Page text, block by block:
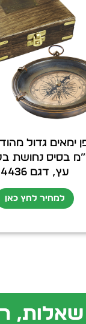
ימאים גדול
ס”מ בסיס נחושת
עץ, דגם 4436
למחיר לחץ כאן
שאלות,